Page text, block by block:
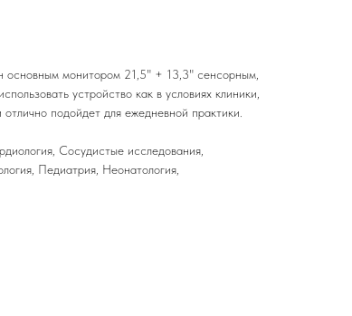
основным монитором 21,5" + 13,3" сенсорным,
устройство как в условиях клиники,
подойдет для ежедневной практики.
Сосудистые исследования,
Педиатрия, Неонатология,